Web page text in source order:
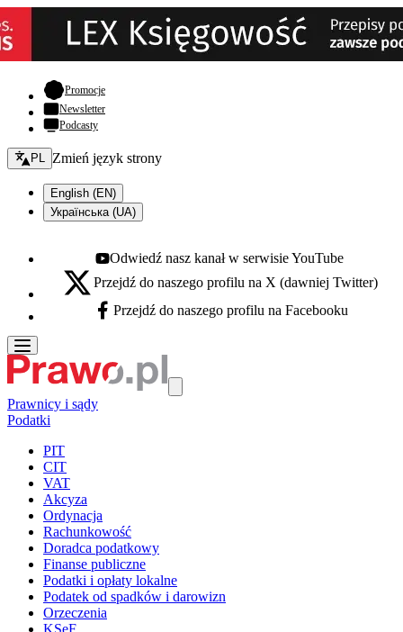
Promocje- otwiera się w nowej karcie
Newsletter
Podcasty
Zmień język - bieżący:
PL Zmień język strony
English (EN)
Українська (UA)
Youtube - otwiera się w nowej karcie
Odwiedź nasz kanał w serwisie YouTube
X - otwiera się w nowej karcie
Przejdź do naszego profilu na X (dawniej Twitter)
Facebook - otwiera się w nowej karcie
Przejdź do naszego profilu na Facebooku
Prawnicy i sądy
Podatki
PIT
CIT
VAT
Akcyza
Ordynacja
Rachunkowość
Doradca podatkowy
Finanse publiczne
Podatki i opłaty lokalne
Podatek od spadków i darowizn
Orzeczenia